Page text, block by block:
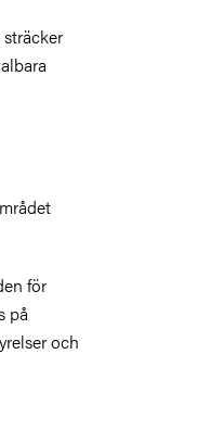
för
på
och